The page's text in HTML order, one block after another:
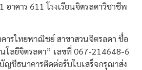
าคาร 611 โรงเรียนจิตรลดาวิชาชีพ
รไทยพาณิชย์ สาขาสวนจิตรลดา ชื่อ
ลยีจิตรลดา” เลขที่ 067-214648-6
ธนาคารติดต่อรับใบเสร็จกรุณาส่ง